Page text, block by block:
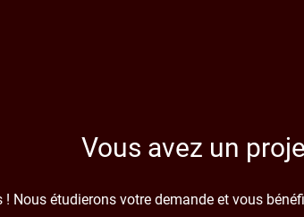
Vous avez un
! Nous étudierons votre demande et vous